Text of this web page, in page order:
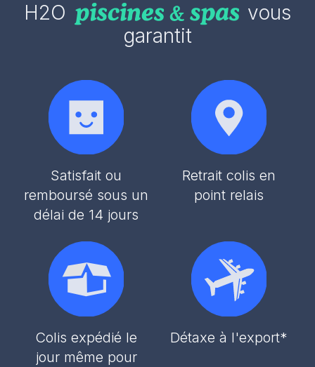
H2O
vous
garantit
Satisfait ou
remboursé sous un
délai de 14 jours
Retrait colis en
point relais
Colis expédié le
jour même pour
Détaxe à l'export*